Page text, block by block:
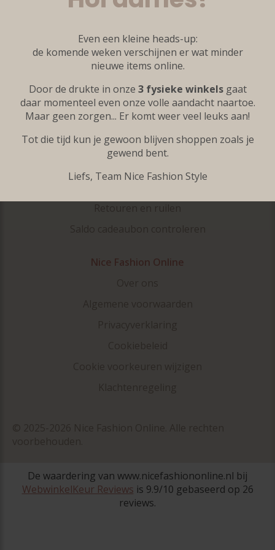
Kleine maten
Accessoires
Onze merken
Inspiratie
Klantenservice
Veelgestelde vragen
Nice Fashion Online
Even een kleine heads-up:
de komende weken verschijnen er wat minder
nieuwe items online.
Door de drukte in onze 3 fysieke winkelsgaat
daar momenteel even onze volle aandacht naartoe.
Maar geen zorgen... Er komt weer veel leuks aan!
Tot die tijd kun je gewoon blijven shoppen zoals je
gewend bent.
Liefs, Team Nice Fashion Style
De waardering van www.nicefashiononline.nl bij
WebwinkelKeur Reviews is 9.9/10 gebaseerd op 26
reviews.